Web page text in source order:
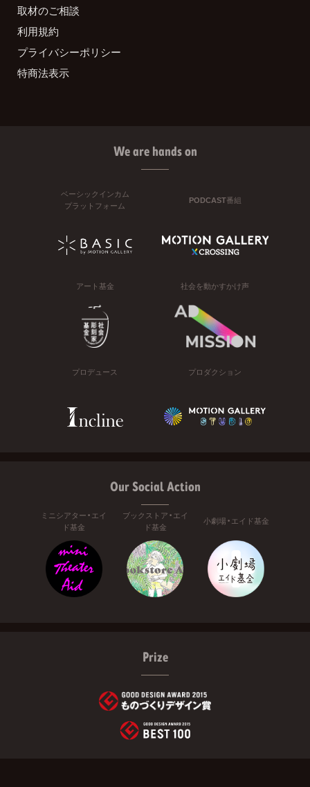
取材のご相談
利用規約
プライバシーポリシー
特商法表示
We are hands on
ベーシックインカム
プラットフォーム
PODCAST番組
アート基金 社会を動かすかけ声
プロデュース プロダクション
Our Social Action
ミニシアター・エイ
ド基金
ブックストア・エイ
ド基金
小劇場・エイド基金
Prize